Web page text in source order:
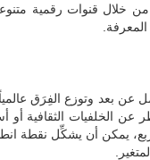
خلال قنوات رقمية
بعد وتوزع الفِرَق
الخلفيات الثقافية أو
يمكن أن يشكِّل نقطة